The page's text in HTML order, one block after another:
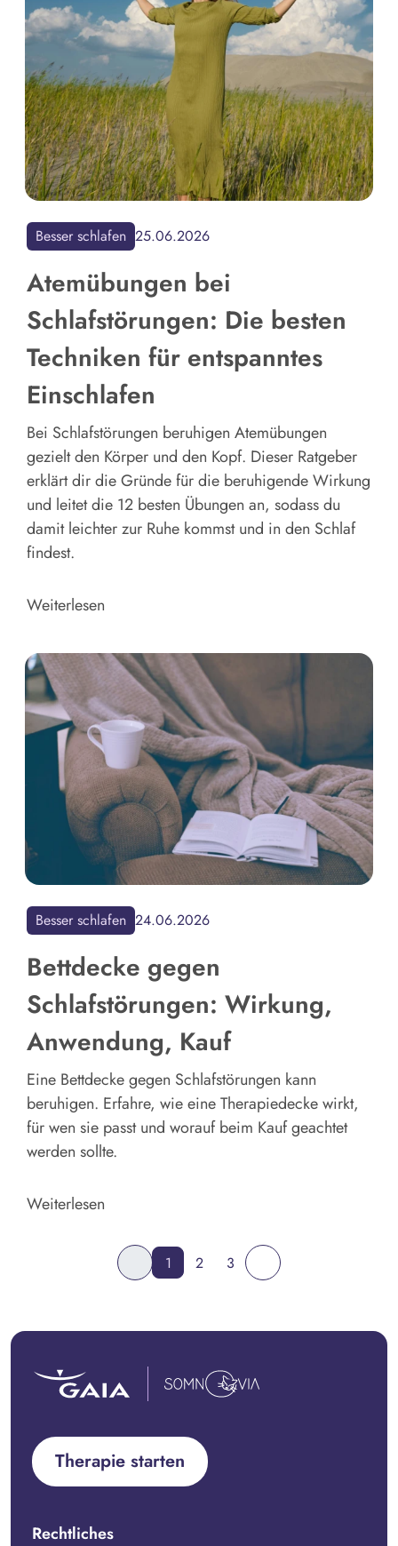
Besser schlafen 25.06.2026
Atemübungen bei
Schlafstörungen: Die besten
Techniken für entspanntes
Einschlafen
Bei Schlafstörungen beruhigen Atemübungen
gezielt den Körper und den Kopf. Dieser Ratgeber
erklärt dir die Gründe für die beruhigende Wirkung
und leitet die 12 besten Übungen an, sodass du
damit leichter zur Ruhe kommst und in den Schlaf
findest.
Weiterlesen
Besser schlafen 24.06.2026
Bettdecke gegen
Schlafstörungen: Wirkung,
Anwendung, Kauf
Eine Bettdecke gegen Schlafstörungen kann
beruhigen. Erfahre, wie eine Therapiedecke wirkt,
für wen sie passt und worauf beim Kauf geachtet
werden sollte.
Weiterlesen
1 2 3
Therapie starten
Rechtliches